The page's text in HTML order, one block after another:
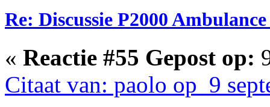
Re: Discussie P2000
« Reactie #55 Gepost op:
Citaat van: paolo op 9